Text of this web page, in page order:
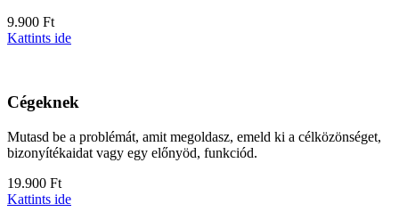
9.900 Ft
Kattints ide
Cégeknek
Mutasd be a problémát, amit megoldasz, emeld ki a célközönséget,
bizonyítékaidat vagy egy előnyöd, funkciód.
19.900 Ft
Kattints ide